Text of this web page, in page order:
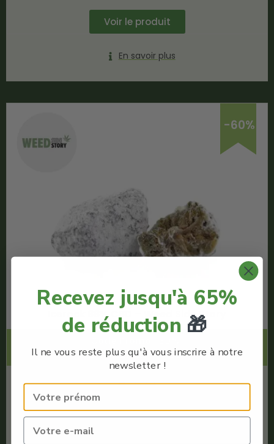
Voir le produit
En savoir plus
-60%
Icerock 88% CBD – Weed Side Story
LACREMEDUCBD
€8.00
€3.20
Weed Side Story
Recevez jusqu'à 65%
de réduction 🎁
Il ne vous reste plus qu'à vous inscrire à notre
newsletter !